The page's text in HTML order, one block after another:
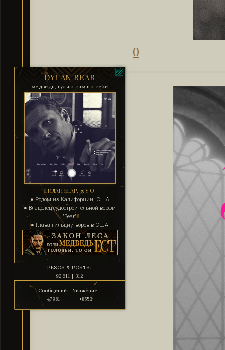
0
DYLAN BEAR
медведь, гуляю сам по себе
ДИЛАН БЕАР, 35 Y.O.
● Родом из Калифорнии, США
● Владелец судостроительной верфи
"Bear"
● Глава гильдии воров в США
PESOS & POSTS:
92611 | 312
Сообщений:
47981
Уважение:
+8550